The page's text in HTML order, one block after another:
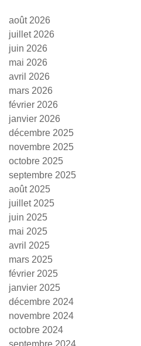
août 2026
juillet 2026
juin 2026
mai 2026
avril 2026
mars 2026
février 2026
janvier 2026
décembre 2025
novembre 2025
octobre 2025
septembre 2025
août 2025
juillet 2025
juin 2025
mai 2025
avril 2025
mars 2025
février 2025
janvier 2025
décembre 2024
novembre 2024
octobre 2024